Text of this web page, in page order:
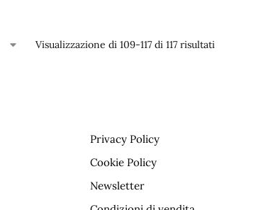
Visualizzazione di 109-117 di 117 risultati
Privacy Policy
Cookie Policy
Newsletter